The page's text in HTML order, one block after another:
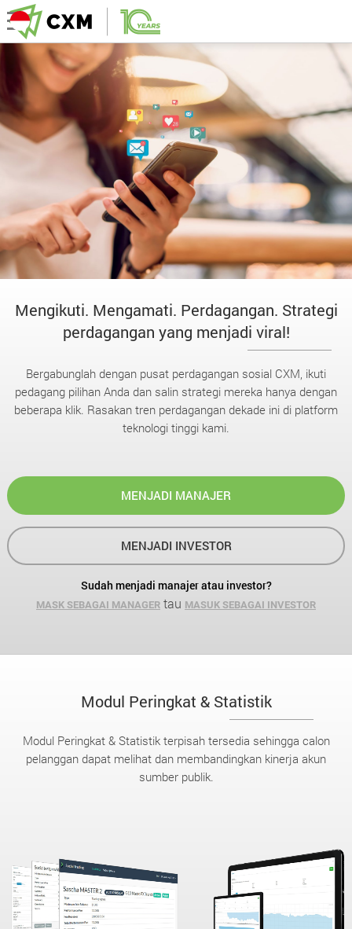
Mengikuti. Mengamati. Perdagangan. Strategi
perdagangan yang menjadi viral!
Bergabunglah dengan pusat perdagangan sosial CXM, ikuti
pedagang pilihan Anda dan salin strategi mereka hanya dengan
beberapa klik. Rasakan tren perdagangan dekade ini di platform
teknologi tinggi kami.
MENJADI MANAJER
MENJADI INVESTOR
Sudah menjadi manajer atau investor?
MASK SEBAGAI MANAGER tau MASUK SEBAGAI INVESTOR
Modul Peringkat & Statistik
Modul Peringkat & Statistik terpisah tersedia sehingga calon
pelanggan dapat melihat dan membandingkan kinerja akun
sumber publik.